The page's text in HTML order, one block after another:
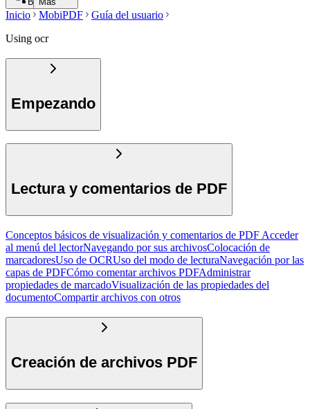
Inicio MobiPDF
Guía del usuario
Using ocr
Empezando
Lectura y comentarios de PDF
Conceptos básicos de visualización y comentarios de PDF Acceder
al menú del lectorNavegando por sus archivosColocación de
marcadoresUso de OCRUso del modo de lecturaNavegación por las
capas de PDFCómo comentar archivos PDFAdministrar
propiedades de marcadoVisualización de las propiedades del
documentoCompartir archivos con otros
Creación de archivos PDF